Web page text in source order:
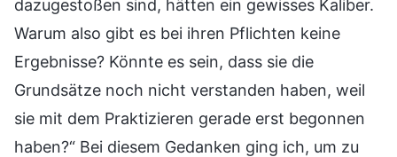
dazugestoßen sind, hätten ein gewisses Kaliber.
Warum also gibt es bei ihren Pflichten keine
Ergebnisse? Könnte es sein, dass sie die
Grundsätze noch nicht verstanden haben, weil
sie mit dem Praktizieren gerade erst begonnen
haben?“ Bei diesem Gedanken ging ich, um zu